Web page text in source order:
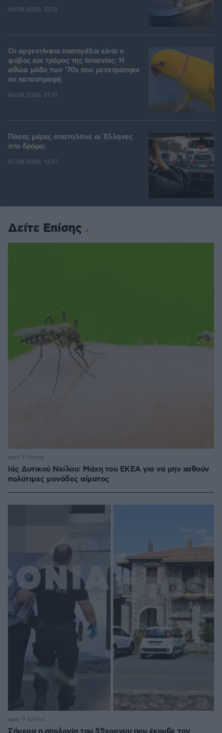
06.08.2026, 21:13
Οι αργεντίνικοι παπαγάλοι είναι ο
φόβος και τρόμος της Ισπανίας: Η
αθώα μόδα των '70s που μετατράπηκε
σε καταστροφή
06.08.2026, 21:13
Πόσες μέρες σπαταλάνε οι Έλληνες
στο δρόμο;
05.08.2026, 13:57
Δείτε Επίσης
Ιός Δυτικού Νείλου: Μάχη του ΕΚΕΑ για να μην χαθούν
πολύτιμες μονάδες αίματος
πριν 7 λεπτά
πριν 9 λεπτά